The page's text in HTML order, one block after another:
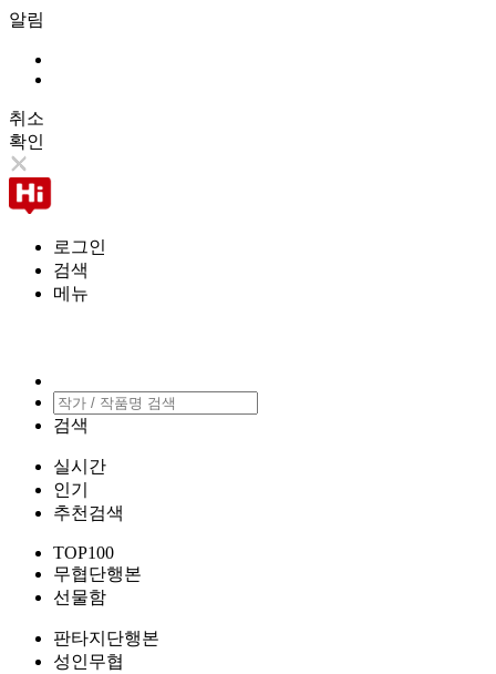
알림
취소
확인
로그인
검색
메뉴
검색
실시간
인기
추천검색
TOP100
무협단행본
선물함
판타지단행본
성인무협